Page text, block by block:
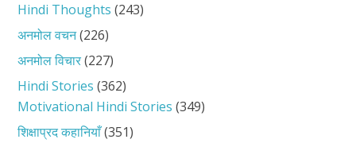
Hindi Thoughts (243)
अनमोल वचन(226)
अनमोल विचार(227)
Hindi Stories (362)
Motivational Hindi Stories (349)
शिक्षाप्रद कहानियाँ(351)